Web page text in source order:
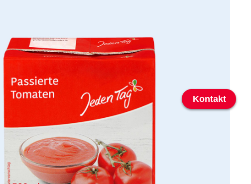
Kontakt
Kontakt zu Ihrer